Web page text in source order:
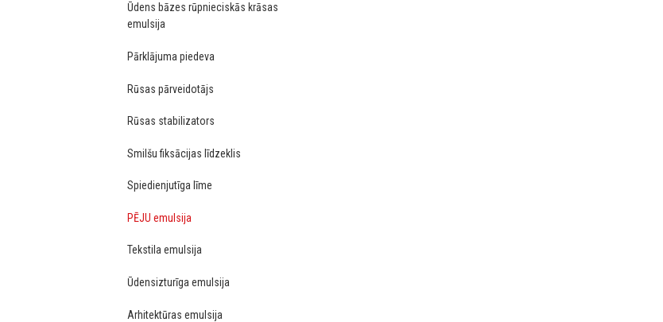
Ūdens bāzes rūpnieciskās krāsas
emulsija
Pārklājuma piedeva
Rūsas pārveidotājs
Rūsas stabilizators
Smilšu fiksācijas līdzeklis
Spiedienjutīga līme
PĒJU emulsija
Tekstila emulsija
Ūdensizturīga emulsija
Arhitektūras emulsija